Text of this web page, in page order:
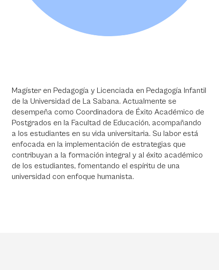
Magíster en Pedagogía y Licenciada en Pedagogía Infantil
de la Universidad de La Sabana. Actualmente se
desempeña como Coordinadora de Éxito Académico de
Postgrados en la Facultad de Educación, acompañando
a los estudiantes en su vida universitaria. Su labor está
enfocada en la implementación de estrategias que
contribuyan a la formación integral y al éxito académico
de los estudiantes, fomentando el espíritu de una
universidad con enfoque humanista.